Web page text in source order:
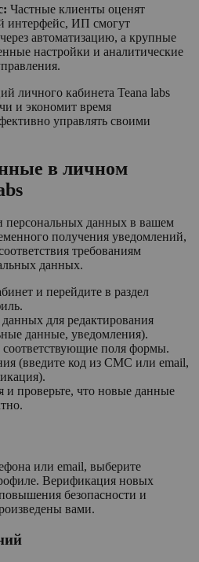
Частные клиенты оценят
интерфейс, ИП смогут
автоматизацию, а крупные
настройки и аналитические
личного кабинета Teana labs
и экономит время
управлять своими
в личном
персональных данных в вашем
получения уведомлений,
требованиям
данных.
и перейдите в раздел
для редактирования
данные, уведомления).
поля формы.
(введите код из СМС или email,
и проверьте, что новые данные
или email, выберите
Верификация новых
безопасности и
вами.